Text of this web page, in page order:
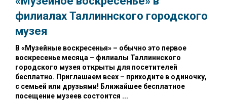
филиалах Таллиннского городского
музея
В «Музейные воскресенья» – обычно это первое
воскресенье месяца – филиалы Таллиннского
городского музея открыты для посетителей
бесплатно. Приглашаем всех – приходите в одиночку,
с семьей или друзьями! Ближайшее бесплатное
посещение музеев состоится ...